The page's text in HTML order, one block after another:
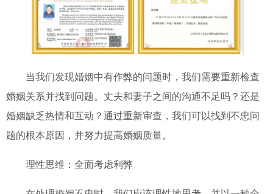
当我们发现婚姻中有作弊的问题时，我们需要重新检查
婚姻关系并找到问题。丈夫和妻子之间的沟通不足吗？还是
婚姻缺乏热情和互动？通过重新审查，我们可以找到不忠问
题的根本原因，并努力提高婚姻质量。
理性思维：全面考虑利弊